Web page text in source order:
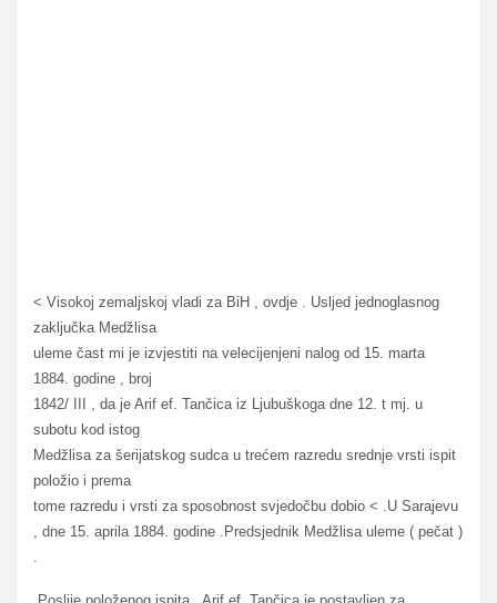
< Visokoj zemaljskoj vladi za BiH , ovdje . Usljed jednoglasnog
zaključka Medžlisa
uleme čast mi je izvjestiti na velecijenjeni nalog od 15. marta
1884. godine , broj
1842/ III , da je Arif ef. Tančica iz Ljubuškoga dne 12. t mj. u
subotu kod istog
Medžlisa za šerijatskog sudca u trećem razredu srednje vrsti ispit
položio i prema
tome razredu i vrsti za sposobnost svjedočbu dobio < .U Sarajevu
, dne 15. aprila 1884. godine .Predsjednik Medžlisa uleme ( pečat )
.